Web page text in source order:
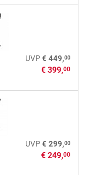
UVP € 449,00
€ 399,00
UVP € 299,00
€ 249,00